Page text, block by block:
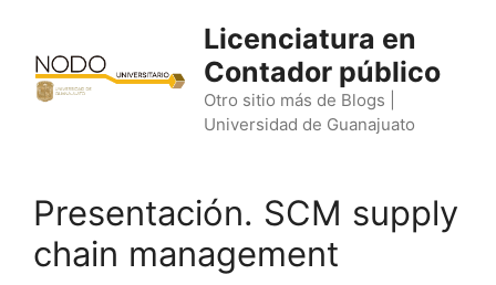
contenido
Licenciatura en
Contador público
Otro sitio más de Blogs |
Universidad de Guanajuato
Presentación. SCM supply
chain management